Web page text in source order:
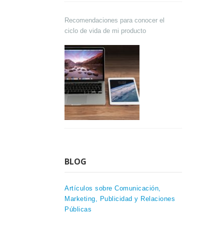
Recomendaciones para conocer el
ciclo de vida de mi producto
BLOG
Artículos sobre Comunicación,
Marketing, Publicidad y Relaciones
Públicas